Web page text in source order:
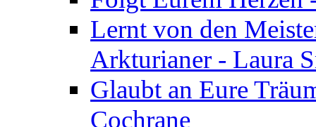
Lernt von den
Arkturianer - Laura
Glaubt an Eure
Cochrane